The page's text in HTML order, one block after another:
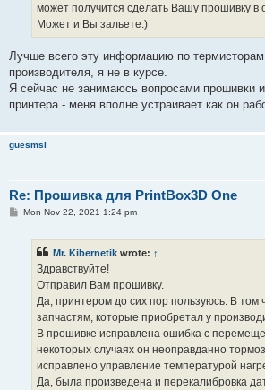
может получится сделать Вашу прошивку в
Может и Вы зальете:)
Лучше всего эту информацию по термисторам
производителя, я не в курсе.
Я сейчас не занимаюсь вопросами прошивки
принтера - меня вполне устраивает как он
guesmsi
Re: Прошивка для PrintBox3D One
PMon Nov 22, 2021 1:24 pm
Mr. Kibernetik wrote: ↑
Здравствуйте!
Отправил Вам прошивку.
Да, принтером до сих пор пользуюсь. В том
запчастям, которые приобретал у
В прошивке исправлена ошибка с
некоторых случаях он неоправданно
исправлено управление температурой
Да, была произведена и перекалибровка